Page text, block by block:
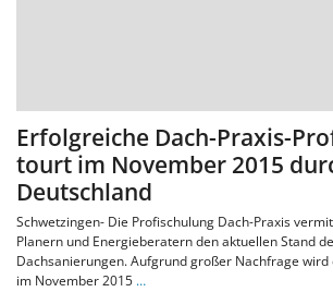
Erfolgreiche Dach-Praxis-
tourt im November 2015
Deutschland
Schwetzingen- Die Profischulung Dach-Praxis
Planern und Energieberatern den aktuellen Stand
Dachsanierungen. Aufgrund großer Nachfrage
im November 2015 …